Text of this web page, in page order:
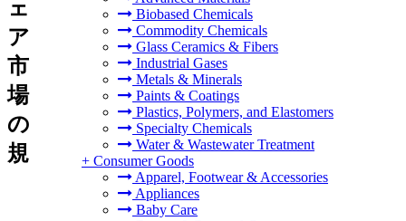
Biobased Chemicals
Commodity Chemicals
Glass Ceramics & Fibers
Industrial Gases
Metals & Minerals
Paints & Coatings
Plastics, Polymers, and Elastomers
Specialty Chemicals
Water & Wastewater Treatment
+ Consumer Goods
Apparel, Footwear & Accessories
Appliances
Baby Care
ェ
ア
市
場
の
規